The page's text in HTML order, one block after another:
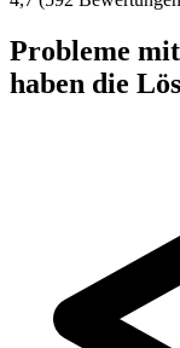
Probleme
haben die